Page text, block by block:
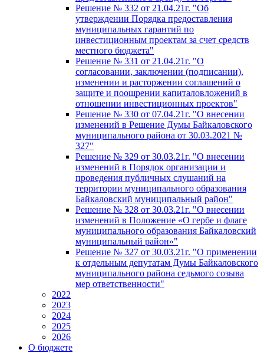
Решение № 332 от 21.04.21г. "Об
утверждении Порядка предоставления
муниципальных гарантий по
инвестиционным проектам за счет средств
местного бюджета"
Решение № 331 от 21.04.21г. "О
согласовании, заключении (подписании),
изменении и расторжении соглашений о
защите и поощрении капиталовложений в
отношении инвестиционных проектов"
Решение № 330 от 07.04.21г. "О внесении
изменений в Решение Думы Байкаловского
муниципального района от 30.03.2021 №
327"
Решение № 329 от 30.03.21г. "О внесении
изменений в Порядок организации и
проведения публичных слушаний на
территории муниципального образования
Байкаловский муниципальный район"
Решение № 328 от 30.03.21г. "О внесении
изменений в Положение «О гербе и флаге
муниципального образования Байкаловский
муниципальный район»"
Решение № 327 от 30.03.21г. "О применении
к отдельным депутатам Думы Байкаловского
муниципального района седьмого созыва
мер ответственности"
2022
2023
2024
2025
2026
О бюджете